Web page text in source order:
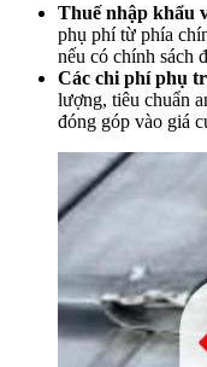
Thuế nhập khẩu
phụ phí từ phía
nếu có chính sách
Các chi phí phụ
lượng, tiêu chuẩn
đóng góp vào giá